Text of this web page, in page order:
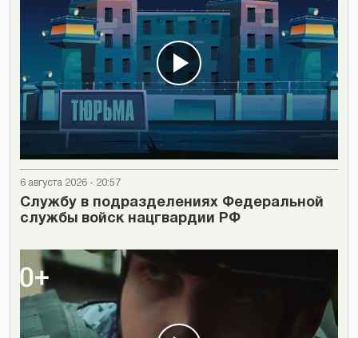
6 августа 2026 - 20:57
Cлужбу в подразделениях Федеральной
службы войск нацгвардии РФ